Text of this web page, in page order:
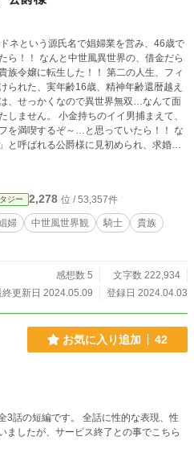
ネという源氏名で娼婦業を営み、46歳で
ら！！ なんと中世風異世界の、借金だら
転生した！！ 第二の人生、フィ
られた、実年齢16歳、精神年齢還暦越え
、せっかくなので異世界無双…なんて面
しません。 小金持ちのイイ男捕まえて、
を満喫するぞ～…と思っていたら！！ な
と呼ばれる公爵様に見初められ、求婚さ
手なんざ、前世だけで十分だっての。 と
…顔と体が私・フィリーの好みとドンピ
の～。 一人で勝手にどうでも
フィリーの運命やいかに…。
ジー 2,278 位 / 53,357件
婦 中世風世界観 騎士
貴族
感想数 5
文字数 222,934
終更新日 2024.05.09
登録日 2024.04.03
お気に入り追加 42